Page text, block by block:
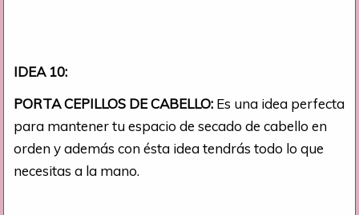
IDEA 10:
PORTA CEPILLOS DE CABELLO: Es una idea perfecta
para mantener tu espacio de secado de cabello en
orden y además con ésta idea tendrás todo lo que
necesitas a la mano.